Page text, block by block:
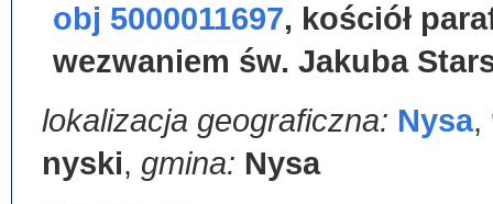
obj 5000011697, kościół
wezwaniem św. Jakuba
lokalizacja geograficzna: Nysa,
nyski, gmina: Nysa